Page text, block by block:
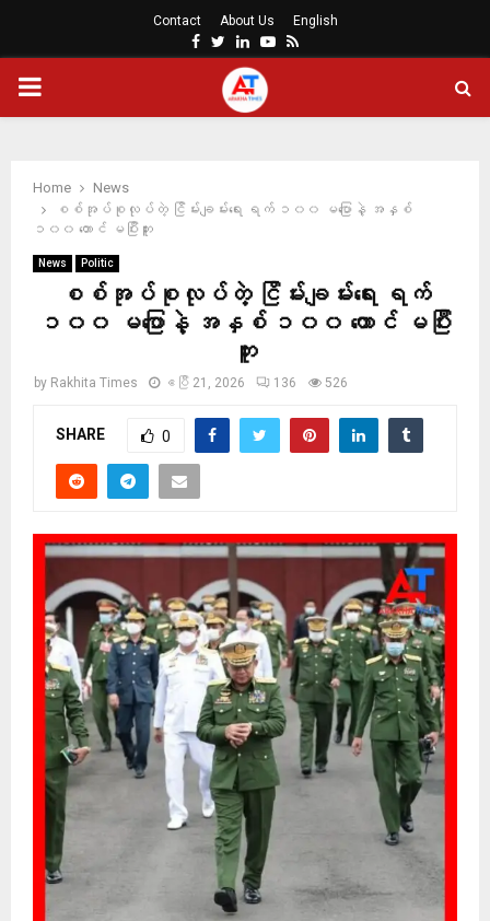
Contact About Us English
Facebook
Twitter
LinkedinYoutube
Rss
PRIMARY
Home
News
စစ်အုပ်စုလုပ်တဲ့ ငြိမ်းချမ်းရေး ရက် ၁၀၀ မပြောနဲ့ အနှစ်
၁၀၀ တောင် မပြီးဘူး
News Politic
စစ်အုပ်စုလုပ်တဲ့ ငြိမ်းချမ်းရေး ရက်
၁၀၀ မပြောနဲ့ အနှစ် ၁၀၀ တောင် မပြီး
ဘူး
by Rakhita Times ဧပြီ 21, 2026 136 526
SHARE 0